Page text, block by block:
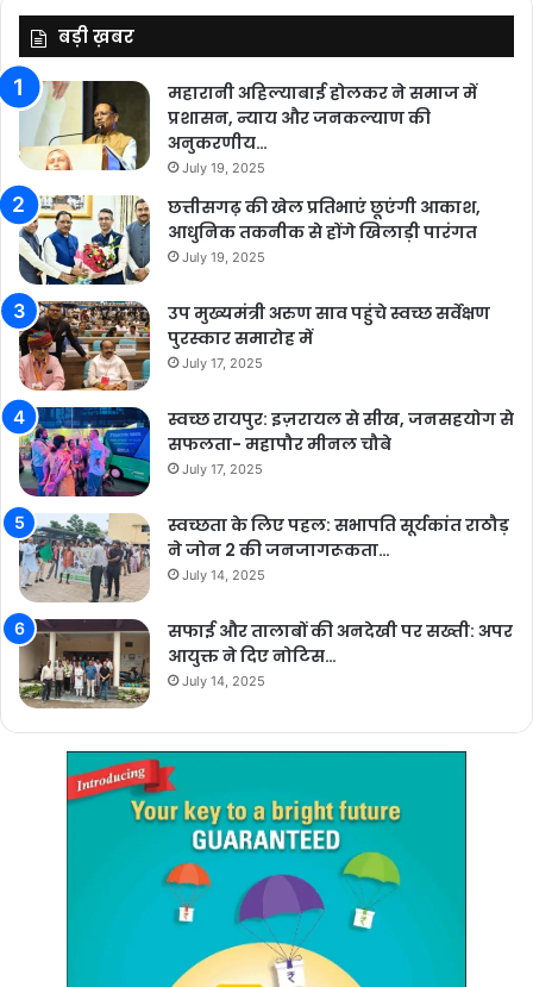
बड़ी ख़बर
महारानी अहिल्याबाई होलकर ने समाज में
प्रशासन, न्याय और जनकल्याण की
अनुकरणीय…
July 19, 2025
छत्तीसगढ़ की खेल प्रतिभाएं छूएंगी आकाश,
आधुनिक तकनीक से होंगे खिलाड़ी पारंगत
July 19, 2025
उप मुख्यमंत्री अरुण साव पहुंचे स्वच्छ सर्वेक्षण
पुरस्कार समारोह में
July 17, 2025
स्वच्छ रायपुर: इज़रायल से सीख, जनसहयोग से
सफलता- महापौर मीनल चौबे
July 17, 2025
स्वच्छता के लिए पहल: सभापति सूर्यकांत राठौड़
ने जोन 2 की जनजागरूकता…
July 14, 2025
सफाई और तालाबों की अनदेखी पर सख्ती: अपर
आयुक्त ने दिए नोटिस…
July 14, 2025